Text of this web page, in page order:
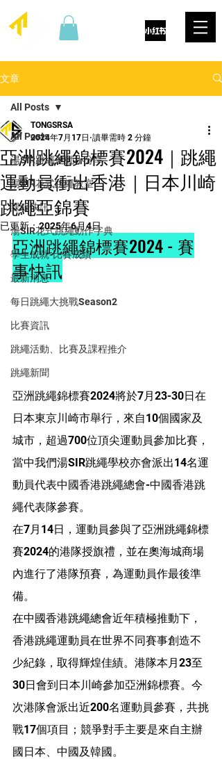
文章
All Posts
湯SIR跳繩運動小分享
湯SIR花式跳繩教室
課程快訊
湯SIR花式跳繩動作字典
學生成就-比賽成績
最新消息
每日跳繩大挑戰Season2
比賽資訊
跳繩活動、比賽及課程推介
跳繩新聞
All Posts
亞洲跳繩錦標賽2024｜跳繩
運動員衝出香港｜日本川崎
跳繩亞錦賽
TONGSRSA
2024年7月17日 讀畢需時 2 分鐘
已更新：2025年6月4日
亞洲跳繩錦標賽2024 - 賽
事快訊
亞洲跳繩錦標賽2024將於7月23-30日在
日本東京川崎市舉行，來自10個國家及
城市，超過700位頂尖運動員參加比賽，
當中我們湯SIR跳繩學校亦會派出14名運
動員代表中國香港跳繩總會-中國香港跳
繩代表隊參賽。
在7月14日 ，運動員參與了亞洲跳繩錦標
賽2024的港隊授旗禮，並在奧海城商場
內進行了港隊預賽，為運動員作最後準
備。
在中國香港跳繩總會近年積極推動下，
香港跳繩運動員在世界不同賽事創造不
少紀錄，取得輝煌佳績。港隊本月23至
30日會到日本川崎參加亞洲錦標賽。今
次港隊會派出近200名運動員參賽，共挑
戰17個項目；競爭對手主要是來自主辦
國日本、中國及韓國。